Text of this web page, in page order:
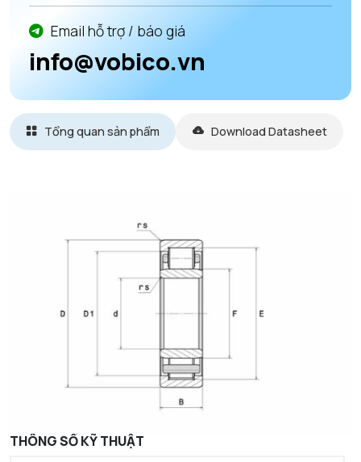
Email hỗ trợ / báo giá
info@vobico.vn
Tổng quan sản phẩm Download Datasheet
THÔNG SỐ KỸ THUẬT